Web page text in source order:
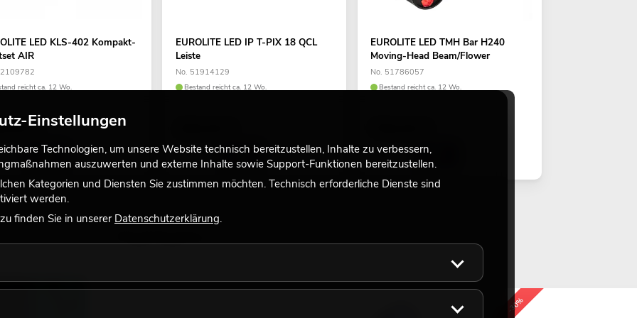
LED KLS-402 Kompakt-
AIR
reicht ca. 12 Wo.
€
EUROLITE LED IP T-PIX 18 QCL
Leiste
No. 51914129
Bestand reicht ca. 12 Wo.
EUROLITE LED TMH Bar H240
Moving-Head Beam/Flower
No. 51786057
Bestand reicht ca. 12 Wo.
Highlights
-30%
Einstellungen
Technologien, um unsere Website technisch bereitzustellen, Inhalte zu verbessern,
auszuwerten und externe Inhalte sowie Support-Funktionen bereitzustellen.
Kategorien und Diensten Sie zustimmen möchten. Technisch erforderliche Dienste sind
werden.
finden Sie in unserer Datenschutzerklärung.